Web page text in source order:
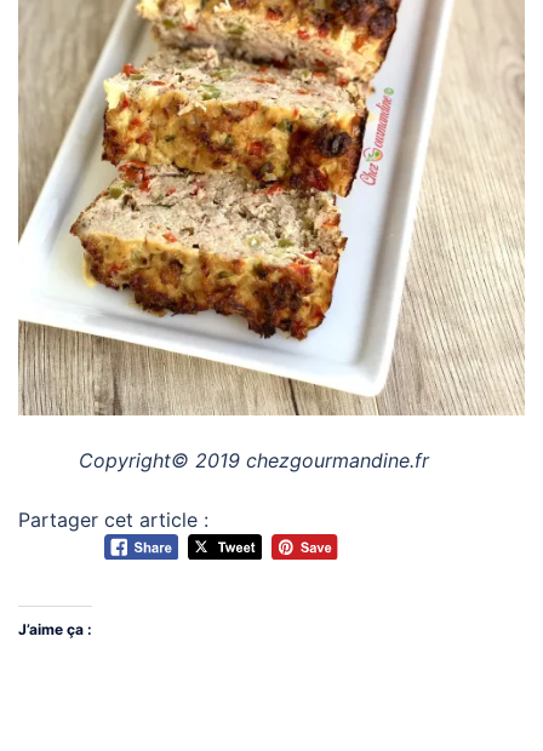
Copyright© 2019 chezgourmandine.fr
Partager cet article :
J’aime ça :